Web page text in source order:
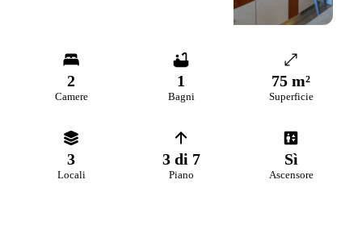
2
Camere
1
Bagni
75 m²
Superficie
3
Locali
3 di 7
Piano
Sì
Ascensore